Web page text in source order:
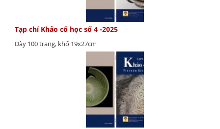
Tạp chí Khảo cổ học số 4 -2025
Dày 100 trang, khổ 19x27cm